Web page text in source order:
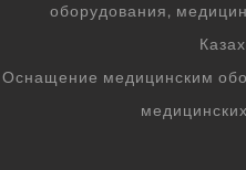
оборудования,
Оснащение медицинским